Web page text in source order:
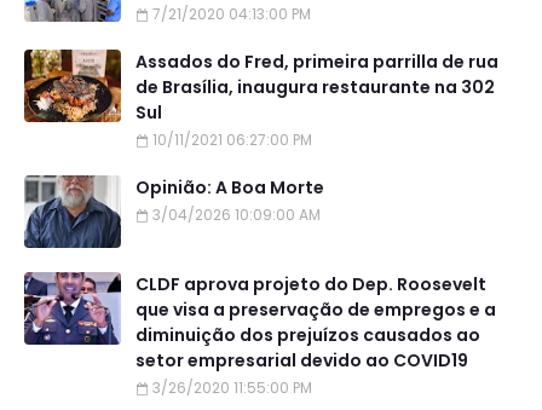
7/21/2020 04:13:00 PM
Assados do Fred, primeira parrilla de rua
de Brasília, inaugura restaurante na 302
Sul
10/11/2021 06:27:00 PM
Opinião: A Boa Morte
3/04/2026 10:09:00 AM
CLDF aprova projeto do Dep. Roosevelt
que visa a preservação de empregos e a
diminuição dos prejuízos causados ao
setor empresarial devido ao COVID19
3/26/2020 11:55:00 PM